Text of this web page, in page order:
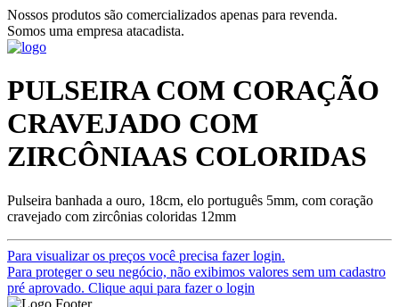
Nossos produtos são comercializados apenas para revenda.
Somos uma empresa atacadista.
PULSEIRA COM CORAÇÃO
CRAVEJADO COM
ZIRCÔNIAAS COLORIDAS
Pulseira banhada a ouro, 18cm, elo português 5mm, com coração
cravejado com zircônias coloridas 12mm
Para visualizar os preços você precisa fazer login.
Para proteger o seu negócio, não exibimos valores sem um cadastro
pré aprovado. Clique aqui para fazer o login